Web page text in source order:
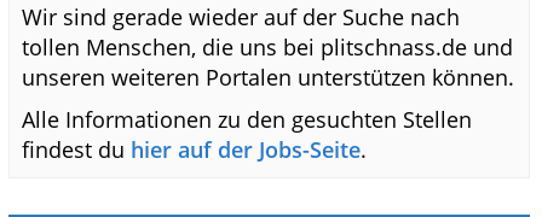
Wir sind gerade wieder auf der Suche nach
tollen Menschen, die uns bei plitschnass.de und
unseren weiteren Portalen unterstützen können.
Alle Informationen zu den gesuchten Stellen
findest du hier auf der Jobs-Seite.